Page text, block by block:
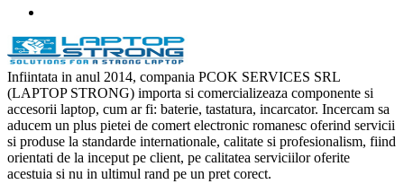
Infiintata in anul 2014, compania PCOK SERVICES SRL
(LAPTOP STRONG) importa si comercializeaza componente si
accesorii laptop, cum ar fi: baterie, tastatura, incarcator. Incercam sa
aducem un plus pietei de comert electronic romanesc oferind servicii
si produse la standarde internationale, calitate si profesionalism, fiind
orientati de la inceput pe client, pe calitatea serviciilor oferite
acestuia si nu in ultimul rand pe un pret corect.